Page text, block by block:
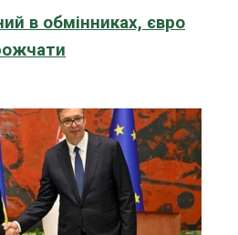
в обмінниках, євро